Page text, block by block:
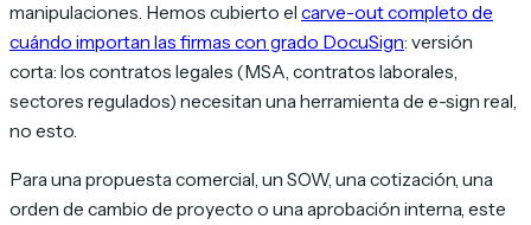
manipulaciones. Hemos cubierto el carve-out completo de
cuándo importan las firmas con grado DocuSign: versión
corta: los contratos legales (MSA, contratos laborales,
sectores regulados) necesitan una herramienta de e-sign real,
no esto.
Para una propuesta comercial, un SOW, una cotización, una
orden de cambio de proyecto o una aprobación interna, este